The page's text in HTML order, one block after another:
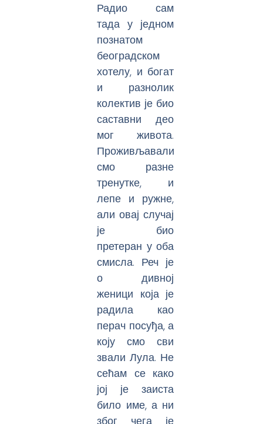
Радио сам
тада у једном
познатом
београдском
хотелу, и богат
и разнолик
колектив је био
саставни део
мог живота.
Проживљавали
смо разне
тренутке, и
лепе и ружне,
али овај случај
је био
претеран у оба
смисла. Реч је
о дивној
женици која је
радила као
перач посуђа, а
коју смо сви
звали Лула. Не
сећам се како
јој је заиста
било име, а ни
због чега је